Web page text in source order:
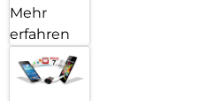
Mehr
erfahren